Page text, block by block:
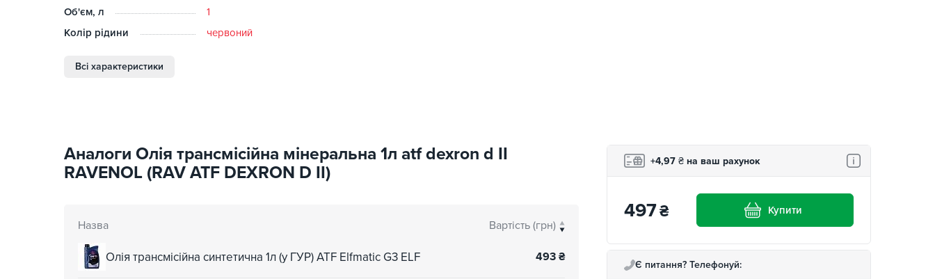
Об'єм, л
1
Колір рідини
червоний
Всі характеристики
Аналоги Олія трансмісійна мінеральна 1л atf dexron d II
RAVENOL (RAV ATF DEXRON D II)
Назва Вартість (грн)
Олія трансмісійна синтетична 1л (у ГУР) ATF Elfmatic G3 ELF 493 ₴
+4,97 ₴ на ваш рахунок
497₴ Купити
Є питання? Телефонуй: